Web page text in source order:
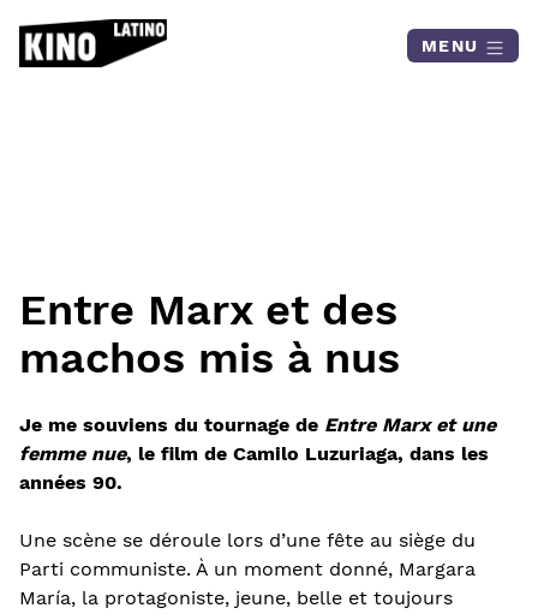
MENU
Entre Marx et des
machos mis à nus
Je me souviens du tournage de Entre Marx et une
femme nue, le film de Camilo Luzuriaga, dans les
années 90.
Une scène se déroule lors d’une fête au siège du
Parti communiste. À un moment donné, Margara
María, la protagoniste, jeune, belle et toujours